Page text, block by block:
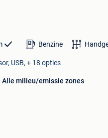
Benzine
USB, + 18 opties
Alle milieu/emissie zones